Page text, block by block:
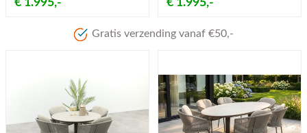
€ 1.995,- € 1.995,-
Meer dan 80 jaar ervaring